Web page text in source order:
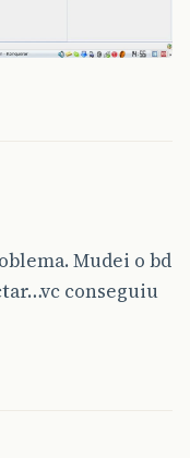
Mudei o bd
conseguiu